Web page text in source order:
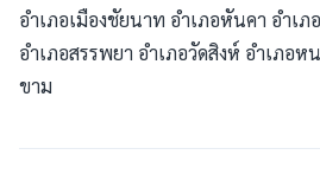
อำเภอเมืองชัยนาท อำเภอหันคา อำเภ
อำเภอสรรพยา อำเภอวัดสิงห์ อำเภอห
ขาม